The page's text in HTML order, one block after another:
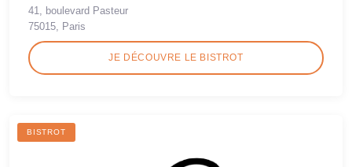
41, boulevard Pasteur
75015, Paris
JE DÉCOUVRE LE BISTROT
BISTROT